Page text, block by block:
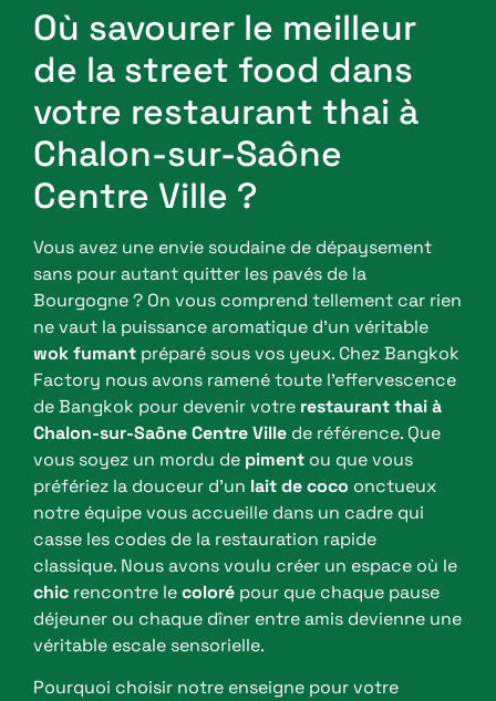
Où savourer le meilleur
de la street food dans
votre restaurant thai à
Chalon-sur-Saône
Centre Ville ?
Vous avez une envie soudaine de dépaysement
sans pour autant quitter les pavés de la
Bourgogne ? On vous comprend tellement car rien
ne vaut la puissance aromatique d’un véritable
wok fumant préparé sous vos yeux. Chez Bangkok
Factory nous avons ramené toute l’effervescence
de Bangkok pour devenir votre restaurant thai à
Chalon-sur-Saône Centre Ville de référence. Que
vous soyez un mordu de piment ou que vous
préfériez la douceur d’un lait de coco onctueux
notre équipe vous accueille dans un cadre qui
casse les codes de la restauration rapide
classique. Nous avons voulu créer un espace où le
chic rencontre lecoloré pour que chaque pause
déjeuner ou chaque dîner entre amis devienne une
véritable escale sensorielle.
Pourquoi choisir notre enseigne pour votre